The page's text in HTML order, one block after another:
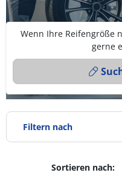
Wenn Ihre Reifengröße
gerne
Filtern nach
ReifentypSortieren nach: